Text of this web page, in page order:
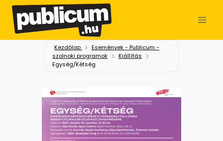
Kezdőlap
Események - Publicum -
szolnoki programok
Kiállítás
Egység/Kétség